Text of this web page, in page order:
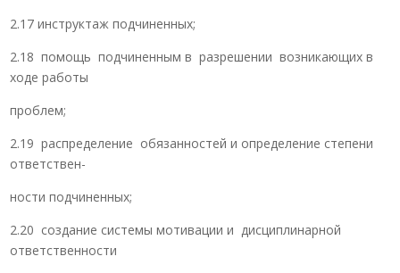
2.17 инструктаж подчиненных;
2.18 помощь подчиненным в разрешении возникающих в
ходе работы
проблем;
2.19 распределение обязанностей и определение степени
ответствен-
ности подчиненных;
2.20 создание системы мотивации и дисциплинарной
ответственности